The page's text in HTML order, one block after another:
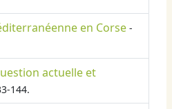
en Corse -
actuelle et
144.